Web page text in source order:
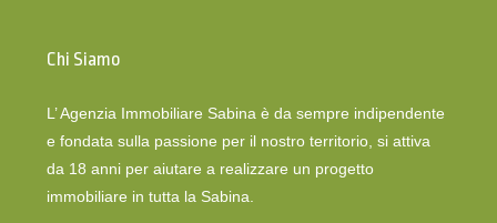
Chi Siamo
L’ Agenzia Immobiliare Sabina è da sempre indipendente
e fondata sulla passione per il nostro territorio, si attiva
da 18 anni per aiutare a realizzare un progetto
immobiliare in tutta la Sabina.